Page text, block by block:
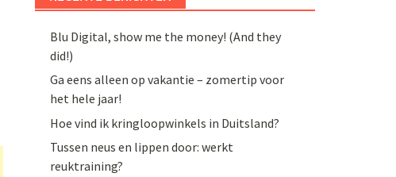
Blu Digital, show me the money! (And they
did!)
Ga eens alleen op vakantie – zomertip voor
het hele jaar!
Hoe vind ik kringloopwinkels in Duitsland?
Tussen neus en lippen door: werkt
reuktraining?